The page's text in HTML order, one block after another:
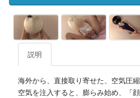
説明
海外から、直接取り寄せた、空気圧
空気を注入すると、膨らみ始め、「顔